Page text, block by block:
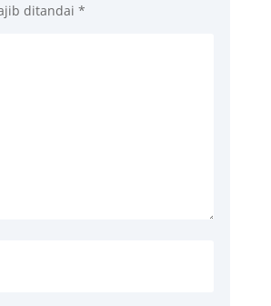
ditandai *